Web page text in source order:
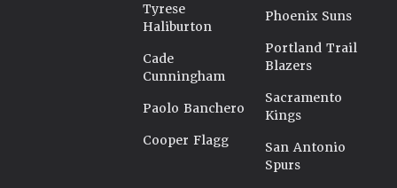
Tyrese
Haliburton
Cade
Cunningham
Paolo Banchero
Cooper Flagg
Phoenix Suns
Portland Trail
Blazers
Sacramento
Kings
San Antonio
Spurs